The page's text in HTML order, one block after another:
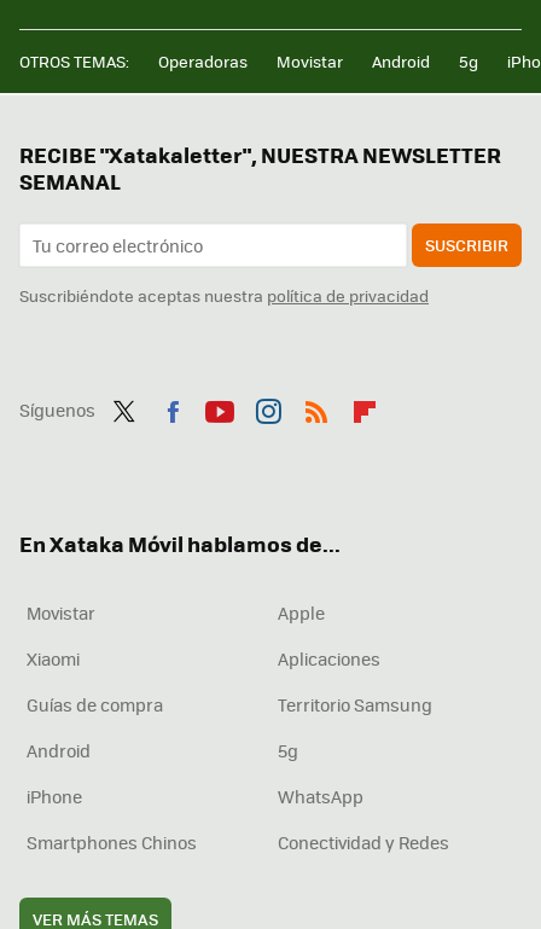
OTROS TEMAS: Operadoras Movistar Android 5g
RECIBE "Xatakaletter", NUESTRA NEWSLETTER
SEMANAL
SUSCRIBIR
Suscribiéndote aceptas nuestra política de privacidad
Síguenos
En Xataka Móvil hablamos de...
Movistar
Apple
Xiaomi
Aplicaciones
Guías de compra
Territorio Samsung
Android
5g
iPhone
WhatsApp
Smartphones Chinos
Conectividad y Redes
VER MÁS TEMAS